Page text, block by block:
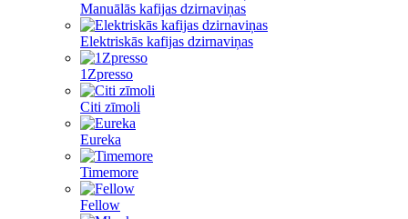
Manuālās kafijas dzirnaviņas
Elektriskās kafijas dzirnaviņas
1Zpresso
Citi zīmoli
Eureka
Timemore
Fellow